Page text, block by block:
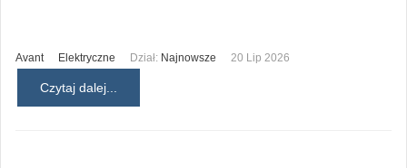
Avant Elektryczne Dział: Najnowsze 20 Lip 2026
Czytaj dalej...